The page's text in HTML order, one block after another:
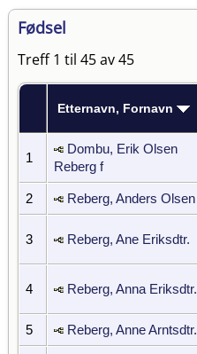
Fødsel
Treff 1 til 45 av 45
Etternavn, Fornavn
1
Dombu, Erik Olsen
Reberg f
2 Reberg, Anders Olsen
3 Reberg, Ane Eriksdtr.
4 Reberg, Anna Eriksdtr.
5 Reberg, Anne Arntsdtr.